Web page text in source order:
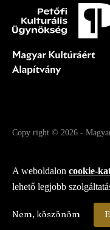
Copy right © 2026 -
Fejlesztette az Integral
A weboldalon cookie-
lehető legjobb
Nem, köszönöm